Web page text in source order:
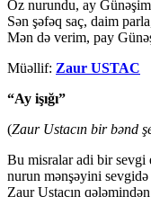
Öz nurundu, ay
Sən şəfəq saç, daim
Mən də verim, pay
Müəllif: Zaur USTAC
“Ay işığı”
(Zaur Ustacın bir bənd
Bu misralar adi bir
nurun mənşəyini
Zaur Ustacın